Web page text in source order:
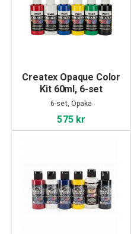
Createx Opaque Color
Kit 60ml, 6-set
6-set, Opaka
575 kr